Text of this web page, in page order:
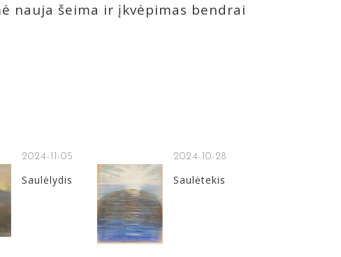
nauja šeima ir įkvėpimas bendrai
2024-11-05
Saulėlydis
2024-10-28
Saulėtekis